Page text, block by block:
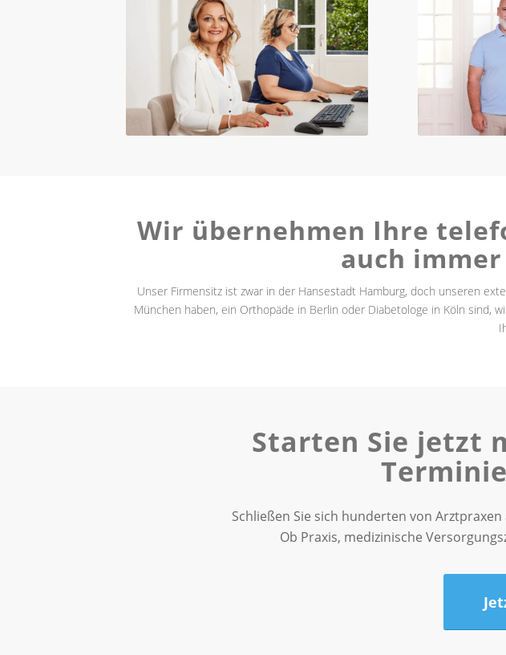
Wir übernehmen Ihre
auch
Unser Firmensitz ist zwar in der Hansestadt Hamburg, doch unseren
München haben, ein Orthopäde in Berlin oder Diabetologe in Köln sind,
Starten Sie jetzt
Schließen Sie sich hunderten von
Ob Praxis, medizinische